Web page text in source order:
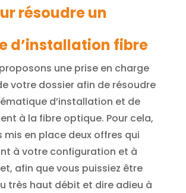
résoudre un
d’installation fibre
une prise en charge
votre dossier afin de résoudre
d’installation et de
à la fibre optique. Pour cela,
mis en place deux offres qui
à votre configuration et à
afin que vous puissiez être
très haut débit et dire adieu à